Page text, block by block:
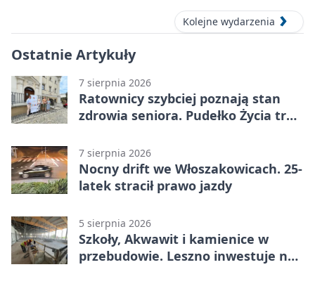
Kolejne wydarzenia
Ostatnie Artykuły
7 sierpnia 2026
Ratownicy szybciej poznają stan
zdrowia seniora. Pudełko Życia trafi
7 sierpnia 2026
Nocny drift we Włoszakowicach. 25-
latek stracił prawo jazdy
5 sierpnia 2026
Szkoły, Akwawit i kamienice w
przebudowie. Leszno inwestuje na